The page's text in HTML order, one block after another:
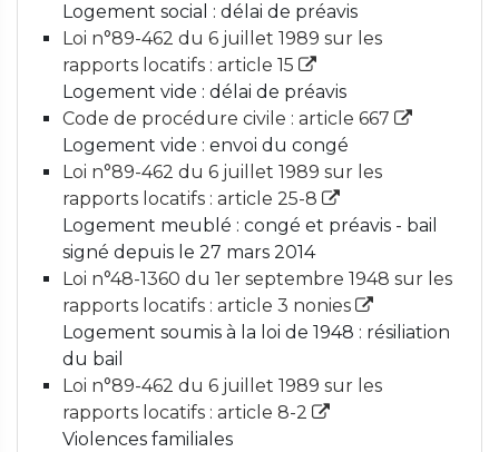
Logement social : délai de préavis
Loi n°89-462 du 6 juillet 1989 sur les
rapports locatifs : article 15
Logement vide : délai de préavis
Code de procédure civile : article 667
Logement vide : envoi du congé
Loi n°89-462 du 6 juillet 1989 sur les
rapports locatifs : article 25-8
Logement meublé : congé et préavis - bail
signé depuis le 27 mars 2014
Loi n°48-1360 du 1er septembre 1948 sur les
rapports locatifs : article 3 nonies
Logement soumis à la loi de 1948 : résiliation
du bail
Loi n°89-462 du 6 juillet 1989 sur les
rapports locatifs : article 8-2
Violences familiales